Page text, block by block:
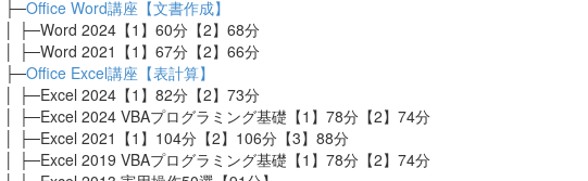
│ ├─Office Word講座【文書作成】
│ │ ├─Word 2024【1】60分【2】68分
│ │ ├─Word 2021【1】67分【2】66分
│ ├─Office Excel講座【表計算】
│ │ ├─Excel 2024 【1】82分【2】73分
│ │ ├─Excel 2024 VBAプログラミング基礎【1】78分【2】74分
│ │ ├─Excel 2021 【1】104分【2】106分【3】88分
│ │ ├─Excel 2019 VBAプログラミング基礎【1】78分【2】74分